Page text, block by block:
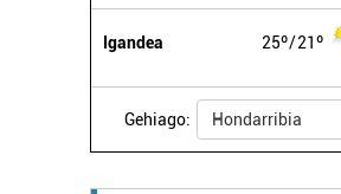
Igandea 25º 21º
Gehiago: Hondarribia